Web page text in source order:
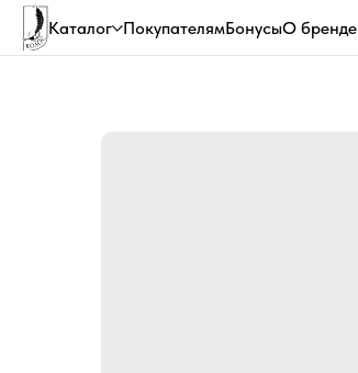
Каталог ПокупателямБонусыО бренде